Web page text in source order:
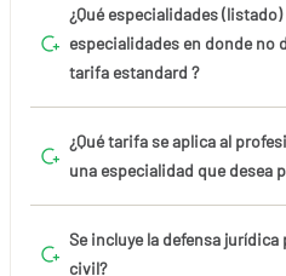
¿Qué especialidades
especialidades en donde no
tarifa estandard ?
¿Qué tarifa se aplica al
una especialidad que desea
Se incluye la defensa jurídica
civil?